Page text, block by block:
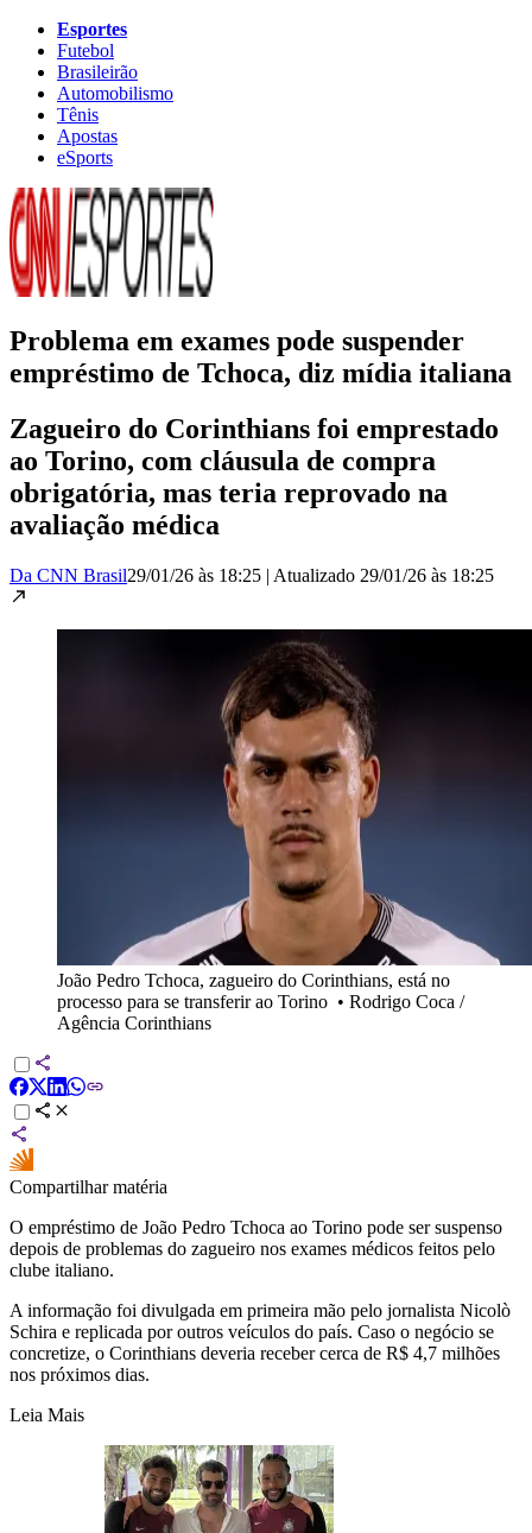
Esportes
Futebol
Brasileirão
Automobilismo
Tênis
Apostas
eSports
Problema em exames pode suspender
empréstimo de Tchoca, diz mídia italiana
Zagueiro do Corinthians foi emprestado
ao Torino, com cláusula de compra
obrigatória, mas teria reprovado na
avaliação médica
Da CNN Brasil29/01/26 às 18:25 | Atualizado 29/01/26 às 18:25
João Pedro Tchoca, zagueiro do Corinthians, está no
processo para se transferir ao Torino • Rodrigo Coca /
Agência Corinthians
Compartilhar matéria
O empréstimo de João Pedro Tchoca ao Torino pode ser suspenso
depois de problemas do zagueiro nos exames médicos feitos pelo
clube italiano.
A informação foi divulgada em primeira mão pelo jornalista Nicolò
Schira e replicada por outros veículos do país. Caso o negócio se
concretize, o Corinthians deveria receber cerca de R$ 4,7 milhões
nos próximos dias.
Leia Mais